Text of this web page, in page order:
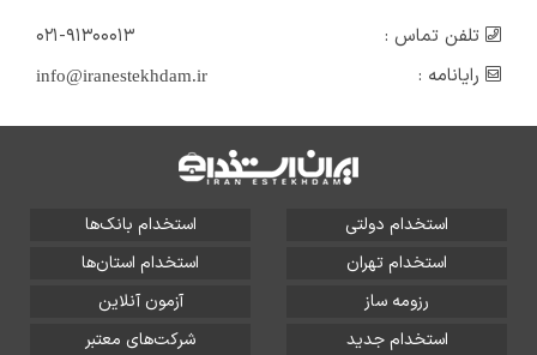
تلفن تماس :
۰۲۱-۹۱۳۰۰۰۱۳
رایانامه :
info@iranestekhdam.ir
استخدام دولتی
استخدام بانک‌ها
استخدام تهران
استخدام استان‌ها
رزومه ساز
آزمون آنلاین
استخدام جدید
شرکت‌های معتبر